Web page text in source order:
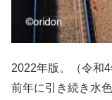
2022年版。（令和4
前年に引き続き水